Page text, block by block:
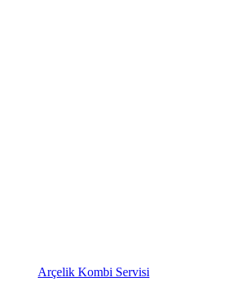
Arçelik Kombi Servisi